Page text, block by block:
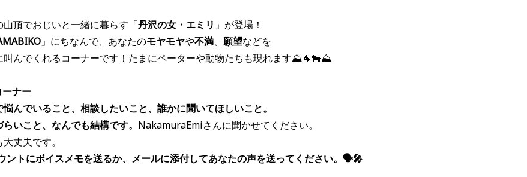
でおじいと一緒に暮らす「丹沢の女・エミリ 」が登場！
」にちなんで、あなたのモヤモヤや不満、 願望などを
でくれるコーナーです！たまにペーターや動物たちも現れます⛰️🐐🐄⛰️
ーナー
んでいること、相談したいこと、誰かに聞いてほしいこと。
こと、なんでも結構です。 NakamuraEmiさんに聞かせてください。
夫です。
ントにボイスメモを送るか、メールに添付してあなたの声を送ってください。🗣️🎤